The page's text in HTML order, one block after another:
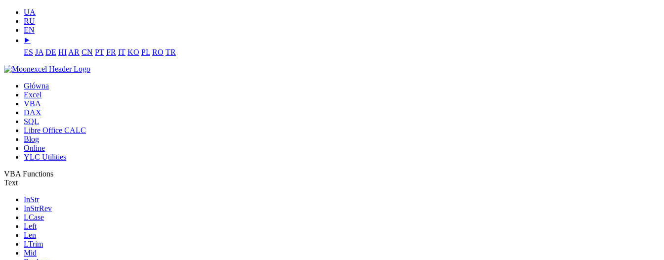
UA
RU
EN
⯈
ES JA DE HI AR CN PT FR IT KO PL RO TR
Główna
Excel
VBA
DAX
SQL
Libre Office CALC
Blog
Online
YLC Utilities
VBA Functions
Text
InStr
InStrRev
LCase
Left
Len
LTrim
Mid